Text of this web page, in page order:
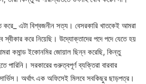
করে_ এটা বিশ্বজনীন সত্য। বেসরকারি খাতকেই আমরা
স্বীকার করে নিয়েছি। উদ্যোক্তাদের পদে পদে যেতে হয়
কমান্ড ইকোনমির জোয়াল ছিন্ন করেছি, কিন্তু
পারিনি। সরকারের গুরুত্বপূর্ণ ব্যক্তিরা বারবার
অর্থাৎ এক অফিসেই মিলবে সবকিছুর ছাড়পত্র।